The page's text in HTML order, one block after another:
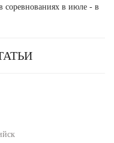
соревнованиях в июле - в